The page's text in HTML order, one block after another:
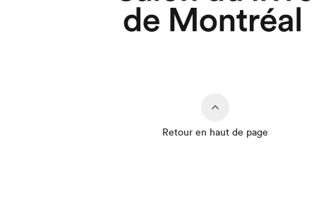
Retour en haut de page